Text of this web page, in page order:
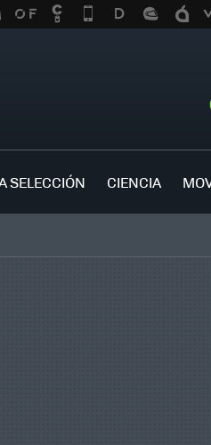
SELECCIÓN CIENCIA